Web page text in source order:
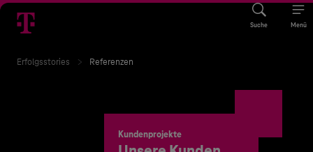
Suche Menü
Erfolgsstories Referenzen
Kundenprojekte